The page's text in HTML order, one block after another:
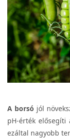
A borsó jól
pH-érték elősegíti
ezáltal nagyobb